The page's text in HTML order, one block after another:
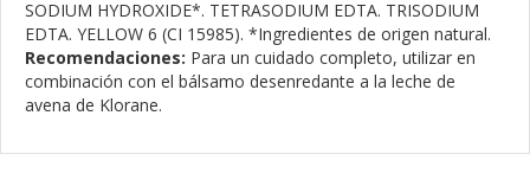
SODIUM HYDROXIDE*. TETRASODIUM EDTA. TRISODIUM
EDTA. YELLOW 6 (CI 15985). *Ingredientes de origen natural.
Recomendaciones: Para un cuidado completo, utilizar en
combinación con el bálsamo desenredante a la leche de
avena de Klorane.